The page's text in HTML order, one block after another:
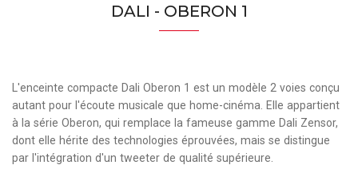
DALI - OBERON 1
L'enceinte compacte Dali Oberon 1 est un modèle 2 voies conçu
autant pour l'écoute musicale que home-cinéma. Elle appartient
à la série Oberon, qui remplace la fameuse gamme Dali Zensor,
dont elle hérite des technologies éprouvées, mais se distingue
par l'intégration d'un tweeter de qualité supérieure.